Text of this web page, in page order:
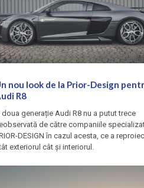
nou look de la Prior-Design
R8
doua generație Audi R8 nu a putut trece
de către companiile
DESIGN în cazul acesta, ce a
exteriorul cât și interiorul.